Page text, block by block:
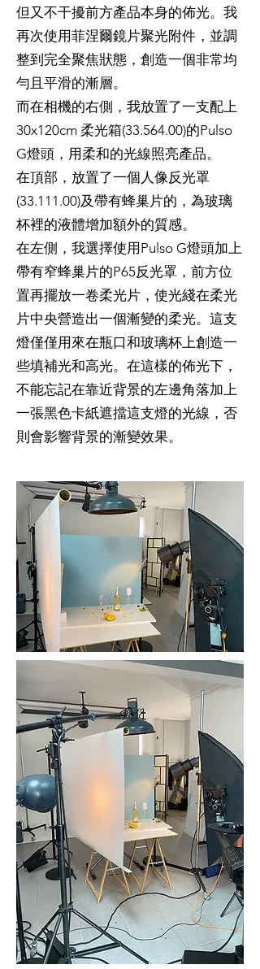
但又不干擾前方產品本身的佈光。我
再次使用菲涅爾鏡片聚光附件，並調
整到完全聚焦狀態，創造一個非常均
勻且平滑的漸層。
而在相機的右側，我放置了一支配上
30x120cm 柔光箱(33.564.00)的Pulso
G燈頭，用柔和的光線照亮產品。
在頂部，放置了一個人像反光罩
(33.111.00)及帶有蜂巢片的，為玻璃
杯裡的液體增加額外的質感。
在左側，我選擇使用Pulso G燈頭加上
帶有窄蜂巢片的P65反光罩，前方位
置再擺放一卷柔光片，使光綫在柔光
片中央營造出一個漸變的柔光。這支
燈僅僅用來在瓶口和玻璃杯上創造一
些填補光和高光。在這樣的佈光下，
不能忘記在靠近背景的左邊角落加上
一張黑色卡紙遮擋這支燈的光線，否
則會影響背景的漸變效果。